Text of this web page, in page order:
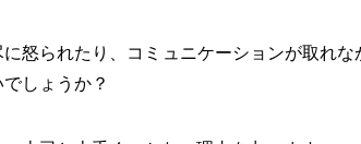
に怒られたり、コミュニケーションが取れ
しょうか？